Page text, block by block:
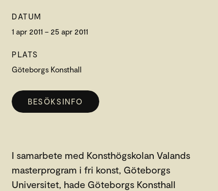
DATUM
1 apr 2011 – 25 apr 2011
PLATS
Göteborgs Konsthall
BESÖKSINFO
I samarbete med Konsthögskolan Valands
masterprogram i fri konst, Göteborgs
Universitet, hade Göteborgs Konsthall